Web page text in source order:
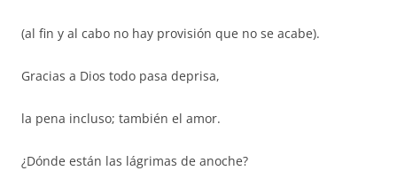
(al fin y al cabo no hay provisión que no se acabe).
Gracias a Dios todo pasa deprisa,
la pena incluso; también el amor.
¿Dónde están las lágrimas de anoche?